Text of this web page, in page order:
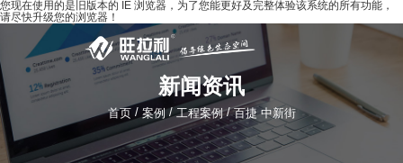
您现在使用的是旧版本的 IE 浏览器，为了您能更好及完整体验该系统的所有功能，
请尽快升级您的浏览器！
新闻资讯
首页 / 案例 /工程案例 /百捷 中新街